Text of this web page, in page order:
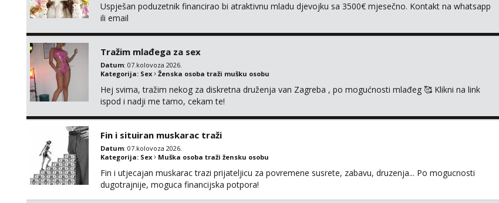
Uspješan poduzetnik financirao bi atraktivnu mladu djevojku sa 3500€ mjesečno. Kontakt na whatsapp
ili email
Tražim mlađega za sex
Datum: 07.kolovoza 2026.
Kategorija: Sex Ženska osoba traži mušku osobu
Hej svima, tražim nekog za diskretna druženja van Zagreba , po mogućnosti mlađeg 🥰 Klikni na link
ispod i nadji me tamo, cekam te!
Fin i situiran muskarac traži
Datum: 07.kolovoza 2026.
Kategorija: Sex Muška osoba traži žensku osobu
Fin i utjecajan muskarac trazi prijateljicu za povremene susrete, zabavu, druzenja... Po mogucnosti
dugotrajnije, moguca financijska potpora!